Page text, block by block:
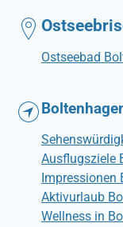
Ostseebad
Ausflugsziele
Impressionen
Aktivurlaub
Wellness in